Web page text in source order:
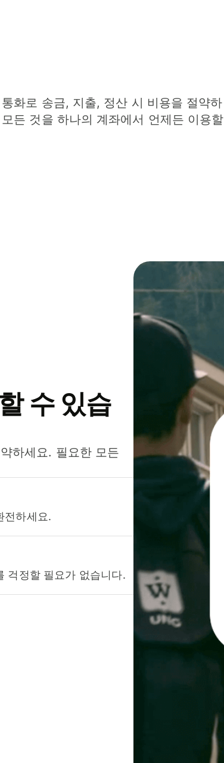
화로 송금, 지출, 정산 시 비용을 절약하
든 것을 하나의 계좌에서 언제든 이용할
수 있습
하세요. 필요한 모든
전하세요.
걱정할 필요가 없습니다.